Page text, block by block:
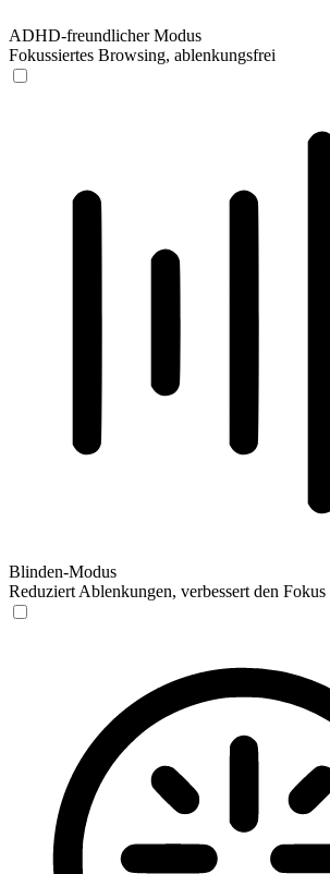
ADHD-freundlicher Modus
Fokussiertes Browsing, ablenkungsfrei
Blinden-Modus
Reduziert Ablenkungen, verbessert den Fokus